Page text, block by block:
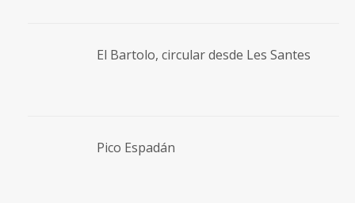
El Bartolo, circular desde Les Santes
Pico Espadán